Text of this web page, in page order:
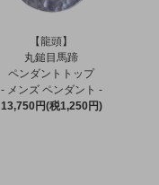
【龍頭】
丸鎚目馬蹄
ペンダントトップ
- メンズ ペンダント -
13,750円(税1,250円)